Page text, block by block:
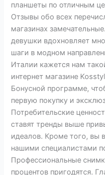
планшеты по отличным
Отзывы обо всех
магазинах
девушки вдохновляет
шаги в модном
Италии кажется нам
интернет магазине
Бонусной программе,
первую покупку и
Потребительские
ставят тренды выше
идеалов. Кроме того, вы
нашими специалистами
Профессиональные
процентов пригодятся.